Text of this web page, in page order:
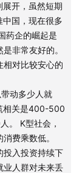
文为主的频
节目《不熄灯
《纽约有一种
新上线！
一片后花园。
开，虽然短期
国，现在很多
药企的崛起是
非常友好的。
相对比较安心的
动多少人就
相关是400-500
。 K型社会，
费乘数低。
投入投资持续下
业人群对未来丢